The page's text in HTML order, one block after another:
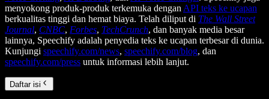
menyokong produk-produk terkemuka dengan API teks ke ucapan
berkualitas tinggi dan hemat biaya. Telah diliput di The Wall Street
Journal, CNBC, Forbes, TechCrunch, dan banyak media besar
lainnya, Speechify adalah penyedia teks ke ucapan terbesar di dunia.
Kunjungi speechify.com/news, speechify.com/blog, dan
speechify.com/press untuk informasi lebih lanjut.
Daftar isi